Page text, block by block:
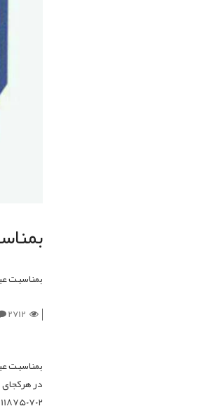
بمناسبت
2712
بمناسبت
در هرکجای